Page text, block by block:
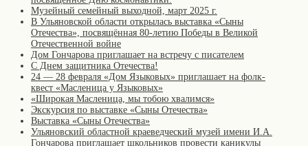
Музейный семейный выходной, март 2025 г.
В Ульяновской области открылась выставка «Сыны
Отечества», посвящённая 80-летию Победы в Великой
Отечественной войне
Дом Гончарова приглашает на встречу с писателем
С Днем защитника Отечества!
24 — 28 февраля «Дом Языковых» приглашает на фолк-
квест «Масленица у Языковых»
«Широкая Масленица, мы тобою хвалимся»
Экскурсия по выставке «Сыны Отечества»
Выставка «Сыны Отечества»
Ульяновский областной краеведческий музей имени И.А.
Гончарова приглашает школьников провести каникулы